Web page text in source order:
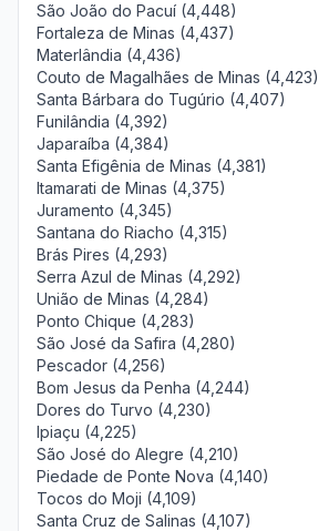
São João do Pacuí (4,448)
Fortaleza de Minas (4,437)
Materlândia (4,436)
Couto de Magalhães de Minas (4,423)
Santa Bárbara do Tugúrio (4,407)
Funilândia (4,392)
Japaraíba (4,384)
Santa Efigênia de Minas (4,381)
Itamarati de Minas (4,375)
Juramento (4,345)
Santana do Riacho (4,315)
Brás Pires (4,293)
Serra Azul de Minas (4,292)
União de Minas (4,284)
Ponto Chique (4,283)
São José da Safira (4,280)
Pescador (4,256)
Bom Jesus da Penha (4,244)
Dores do Turvo (4,230)
Ipiaçu (4,225)
São José do Alegre (4,210)
Piedade de Ponte Nova (4,140)
Tocos do Moji (4,109)
Santa Cruz de Salinas (4,107)